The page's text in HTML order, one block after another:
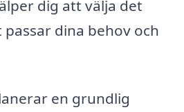
dig att välja det
dina behov och
en grundlig